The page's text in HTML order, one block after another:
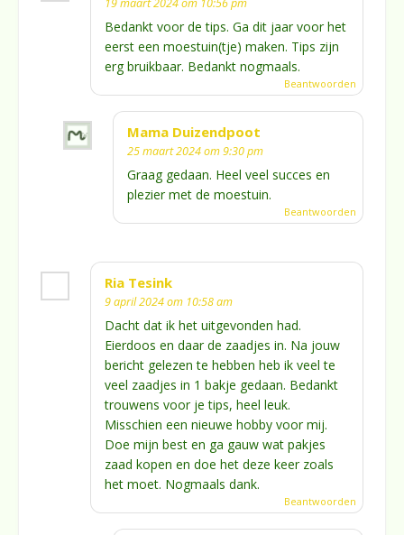
19 maart 2024 om 10:56 pm
Bedankt voor de tips. Ga dit jaar voor het
eerst een moestuin(tje) maken. Tips zijn
erg bruikbaar. Bedankt nogmaals.
Beantwoorden
Mama Duizendpoot
25 maart 2024 om 9:30 pm
Graag gedaan. Heel veel succes en
plezier met de moestuin.
Beantwoorden
Ria Tesink
9 april 2024 om 10:58 am
Dacht dat ik het uitgevonden had.
Eierdoos en daar de zaadjes in. Na jouw
bericht gelezen te hebben heb ik veel te
veel zaadjes in 1 bakje gedaan. Bedankt
trouwens voor je tips, heel leuk.
Misschien een nieuwe hobby voor mij.
Doe mijn best en ga gauw wat pakjes
zaad kopen en doe het deze keer zoals
het moet. Nogmaals dank.
Beantwoorden